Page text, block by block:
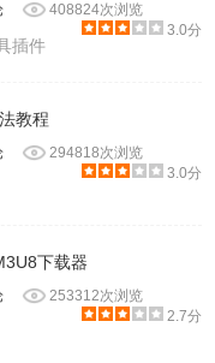
408824次浏览
3.0分
插件
教程
294818次浏览
3.0分
下载器
253312次浏览
2.7分